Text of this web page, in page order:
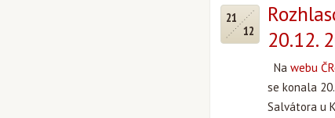
21
12
20.12.
Na webu
se konala
Salvátora u